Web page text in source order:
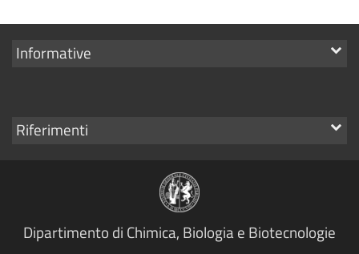
Mostra
Informative
Mostra
Riferimenti
Dipartimento di Chimica, Biologia e Biotecnologie